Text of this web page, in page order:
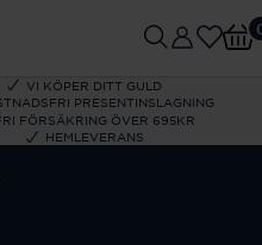
VI KÖPER DITT GULD
PRESENTINSLAGNING
FÖRSÄKRING ÖVER 695KR
HEMLEVERANS